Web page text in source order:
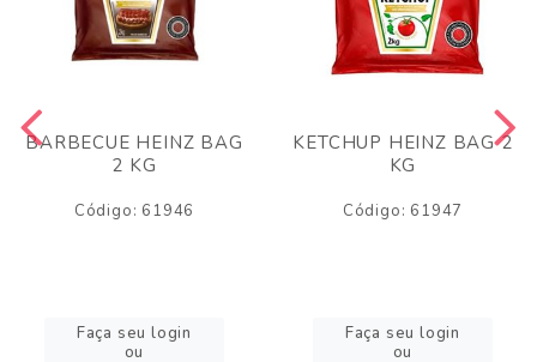
BARBECUE HEINZ BAG
2 KG
Código: 61946
Faça seu login
ou
KETCHUP HEINZ BAG 2
KG
Código: 61947
Faça seu login
ou